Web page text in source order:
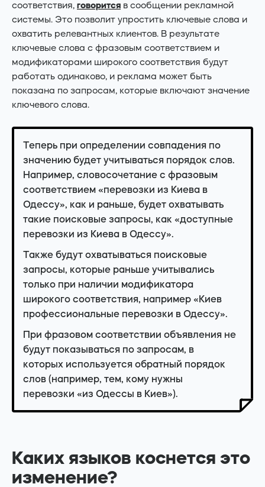
Facebook
Telegram Youtube
соответствия, говорится в сообщении рекламной
системы. Это позволит упростить ключевые слова и
охватить релевантных клиентов. В результате
ключевые слова с фразовым соответствием и
модификаторами широкого соответствия будут
работать одинаково, и реклама может быть
показана по запросам, которые включают значение
ключевого слова.
Теперь при определении совпадения по
значению будет учитываться порядок слов.
Например, словосочетание с фразовым
соответствием «перевозки из Киева в
Одессу», как и раньше, будет охватывать
такие поисковые запросы, как «доступные
перевозки из Киева в Одессу».
Также будут охватываться поисковые
запросы, которые раньше учитывались
только при наличии модификатора
широкого соответствия, например «Киев
профессиональные перевозки в Одессу».
При фразовом соответствии объявления не
будут показываться по запросам, в
которых используется обратный порядок
слов (например, тем, кому нужны
перевозки «из Одессы в Киев»).
Каких языков коснется это
изменение?